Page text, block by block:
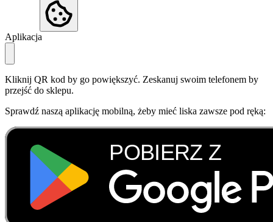
Aplikacja
Kliknij QR kod by go powiększyć. Zeskanuj swoim telefonem by
przejść do sklepu.
Sprawdź naszą aplikację mobilną, żeby mieć liska zawsze pod ręką: